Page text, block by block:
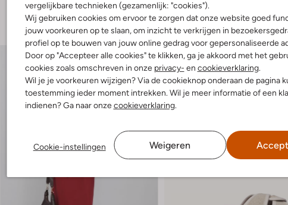
vergelijkbare technieken (gezamenlijk: "cookies").
Wij gebruiken cookies om ervoor te zorgen dat onze website goed
jouw voorkeuren op te slaan, om inzicht te verkrijgen in
profiel op te bouwen van jouw online gedrag voor gepersonaliseerde
Door op "Accepteer alle cookies" te klikken, ga je akkoord met het
cookies zoals omschreven in onze privacy- en cookieverklaring.
Wil je je voorkeuren wijzigen? Via de cookieknop onderaan de pagina
toestemming ieder moment intrekken. Wil je meer informatie of een
indienen? Ga naar onzecookieverklaring.
Cookie-instellingen Weigeren